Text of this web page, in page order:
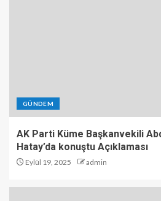
GÜNDEM
AK Parti Küme Başkanvekili
Hatay’da konuştu Açıklaması
Eylül 19, 2025 admin